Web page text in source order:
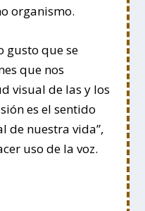
organismo.
gusto que se
que nos
visual de las y los
es el sentido
de nuestra vida”,
uso de la voz.